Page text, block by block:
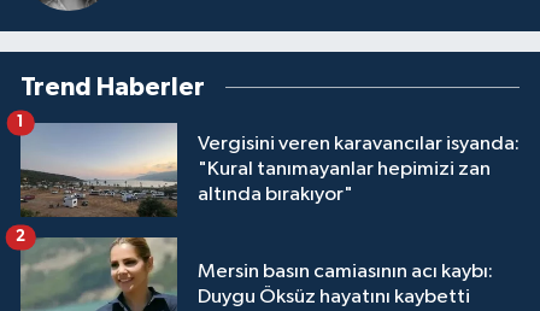
Trend Haberler
Vergisini veren karavancılar isyanda:
"Kural tanımayanlar hepimizi zan
altında bırakıyor"
1
Mersin basın camiasının acı kaybı:
Duygu Öksüz hayatını kaybetti
2